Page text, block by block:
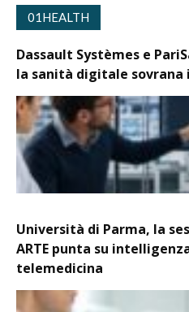
01HEALTH
Dassault Systèmes e
la sanità digitale sovrana
Università di Parma, la
ARTE punta su
telemedicina